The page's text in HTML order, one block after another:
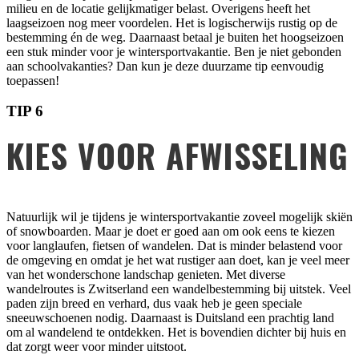
milieu en de locatie gelijkmatiger belast. Overigens heeft het
laagseizoen nog meer voordelen. Het is logischerwijs rustig op de
bestemming én de weg. Daarnaast betaal je buiten het hoogseizoen
een stuk minder voor je wintersportvakantie. Ben je niet gebonden
aan schoolvakanties? Dan kun je deze duurzame tip eenvoudig
toepassen!
TIP 6
KIES VOOR AFWISSELING
Natuurlijk wil je tijdens je wintersportvakantie zoveel mogelijk skiën
of snowboarden. Maar je doet er goed aan om ook eens te kiezen
voor langlaufen, fietsen of wandelen. Dat is minder belastend voor
de omgeving en omdat je het wat rustiger aan doet, kan je veel meer
van het wonderschone landschap genieten. Met diverse
wandelroutes is Zwitserland een wandelbestemming bij uitstek. Veel
paden zijn breed en verhard, dus vaak heb je geen speciale
sneeuwschoenen nodig. Daarnaast is Duitsland een prachtig land
om al wandelend te ontdekken. Het is bovendien dichter bij huis en
dat zorgt weer voor minder uitstoot.